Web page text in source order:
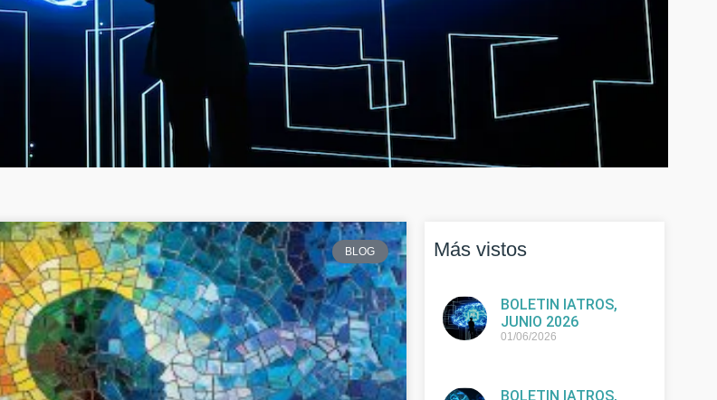
BLOG Más vistos
BOLETIN IATROS,
JUNIO 2026
01/06/2026
BOLETIN IATROS,